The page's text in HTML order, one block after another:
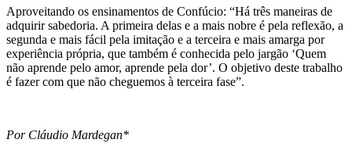
Aproveitando os ensinamentos de Confúcio: “Há três maneiras de
adquirir sabedoria. A primeira delas e a mais nobre é pela reflexão, a
segunda e mais fácil pela imitação e a terceira e mais amarga por
experiência própria, que também é conhecida pelo jargão ‘Quem
não aprende pelo amor, aprende pela dor’. O objetivo deste trabalho
é fazer com que não cheguemos à terceira fase”.
Por Cláudio Mardegan*